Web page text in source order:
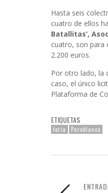
Hasta seis
cuatro de ellos
Batallitas’,
cuatro, son para
2.200 euros.
Por otro lado, la
caso, el único
Plataforma de
ETIQUETAS
feria Pozoblanco